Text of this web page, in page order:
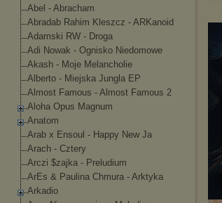
Abel - Abracham
Abradab Rahim Kleszcz - ARKanoid
Adamski RW - Droga
Adi Nowak - Ognisko Niedomowe
Akash - Moje Melancholie
Alberto - Miejska Jungla EP
Almost Famous - Almost Famous 2
Aloha Opus Magnum
Anatom
Arab x Ensoul - Happy New Ja
Arach - Cztery
Arczi $zajka - Preludium
ArEs & Paulina Chmura - Arktyka
Arkadio